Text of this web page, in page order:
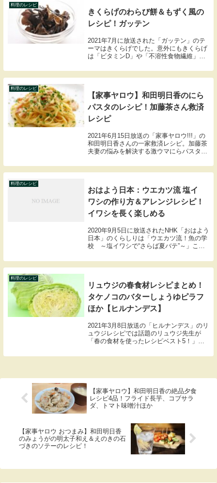
料理のレシピ
きくらげのわらび餅＆もずく風の
レシピ！ガッテン
2021年7月に放送された「ガッテン」のテ
ーマはきくらげでした。意外にもきくらげ
は「ビタミンD」や「不溶性食物繊維」な
材です。そこで番組で教えてくれたきくら
げを使ったわらび餅＆もずく風のレシピの
料理のレシピ
【家事ヤロウ】和田明日香のにら
パスタのレシピ！加藤茶さん救済
レシピ
2021年6月15日放送の「家事ヤロウ!!!」の
和田明日香さんの一家救済レシピ。加藤茶
夫妻の悩みを解決する激ウマにらパスタの
紹介します。
料理のレシピ
おはよう日本：ウエカツ流 塩イ
ワシの作り方＆アレンジレシピ！
イワシを長く楽しめる
2020年9月5日に放送されたNHK「おはよう
日本」のくらしりは「ウエカツ流！魚の学
校 ～塩イワシで“さらば夏バテ”～」ここ
の作り方、アレンジレシピをまとめました
ので紹介します。
料理のレシピ
リュウジの春食材レシピまとめ！
タケノコのバターしょうゆピラフ
ほか【ヒルナンデス】
2021年3月8日放送の「ヒルナンデス」のリ
ュウジレシピでは話題のリュウジ先生が
「春の食材を使ったレシピベスト5！」を
ニオンスープ・しらすのユッケ風・クリー
【家事ヤロウ】和田明日香の絶品夕食
レシピ4品！フライド長芋、コブサラ
ダ、トマト味噌汁ほか
【家事ヤロウ おつまみ】和田明日香
のみょうがの明太子和え＆えのきの石
づきのソテーのレシピ！